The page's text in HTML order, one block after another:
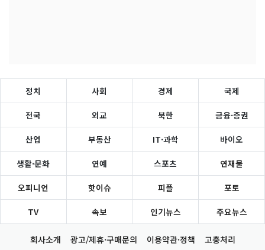
정치 사회 경제 국제
전국 외교 북한 금융·증권
산업 부동산 IT·과학 바이오
생활·문화 연예 스포츠 연재물
오피니언 핫이슈 피플 포토
TV 속보 인기뉴스 주요뉴스
회사소개 광고/제휴·구매문의 이용약관·정책 고충처리